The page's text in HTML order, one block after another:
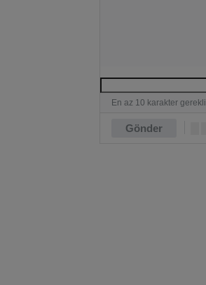
Gönder
En az 10 karakter gerekli